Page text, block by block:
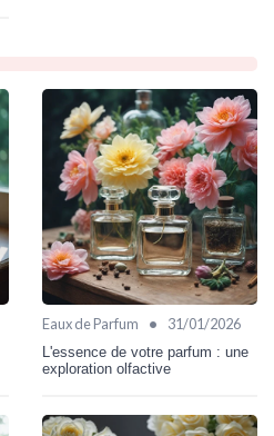
Eaux de Parfum • 31/01/2026
L'essence de votre parfum : une
exploration olfactive